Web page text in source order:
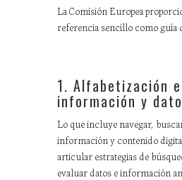
La Comisión Europea
referencia sencillo como guía
1. Alfabetización
información y
Lo que incluye navegar,
información y contenido
articular estrategias de
evaluar datos e información